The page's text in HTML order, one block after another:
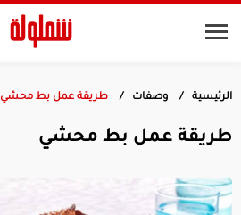
الرئيسية وصفات طريقة عمل بط محشي
طريقة عمل بط محشي